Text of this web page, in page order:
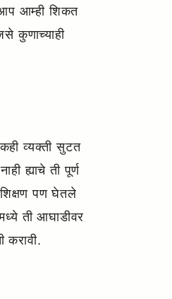
आम्ही शिकत
कुणाच्याही
व्यक्ती सुटत
ह्याचे ती पूर्ण
पण घेतले
ती आघाडीवर